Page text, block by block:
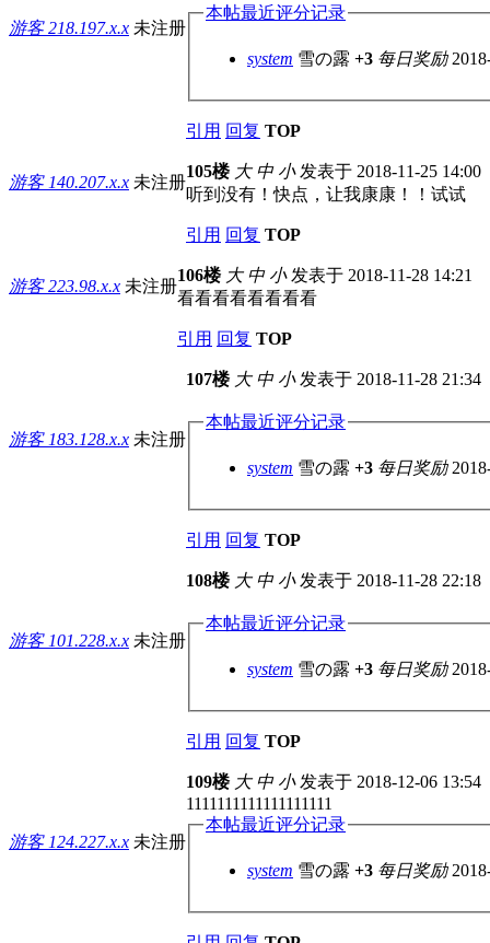
游客218.197.x.x 未注册
本帖最近评分记录
system 雪の露 +3 每日奖励
引用 回复 TOP
游客 140.207.x.x 未注册
105楼 大 中 小发表于 2018-11-25 14:00
听到没有！快点，让我康康！！试试
引用 回复 TOP
游客223.98.x.x 未注册
106楼 大 中 小发表于 2018-11-28 14:21
看看看看看看看看
引用 回复 TOP
游客 183.128.x.x 未注册
107楼 大 中 小发表于 2018-11-28 21:34
本帖最近评分记录
system 雪の露 +3 每日奖励
引用 回复 TOP
游客 101.228.x.x 未注册
108楼 大 中 小发表于 2018-11-28 22:18
本帖最近评分记录
system 雪の露 +3 每日奖励
引用 回复 TOP
游客 124.227.x.x 未注册
109楼 大 中 小发表于 2018-12-06 13:54
1111111111111111111
本帖最近评分记录
system 雪の露 +3 每日奖励